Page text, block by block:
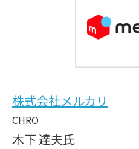
株式会社メルカリ
CHRO
木下 達夫氏